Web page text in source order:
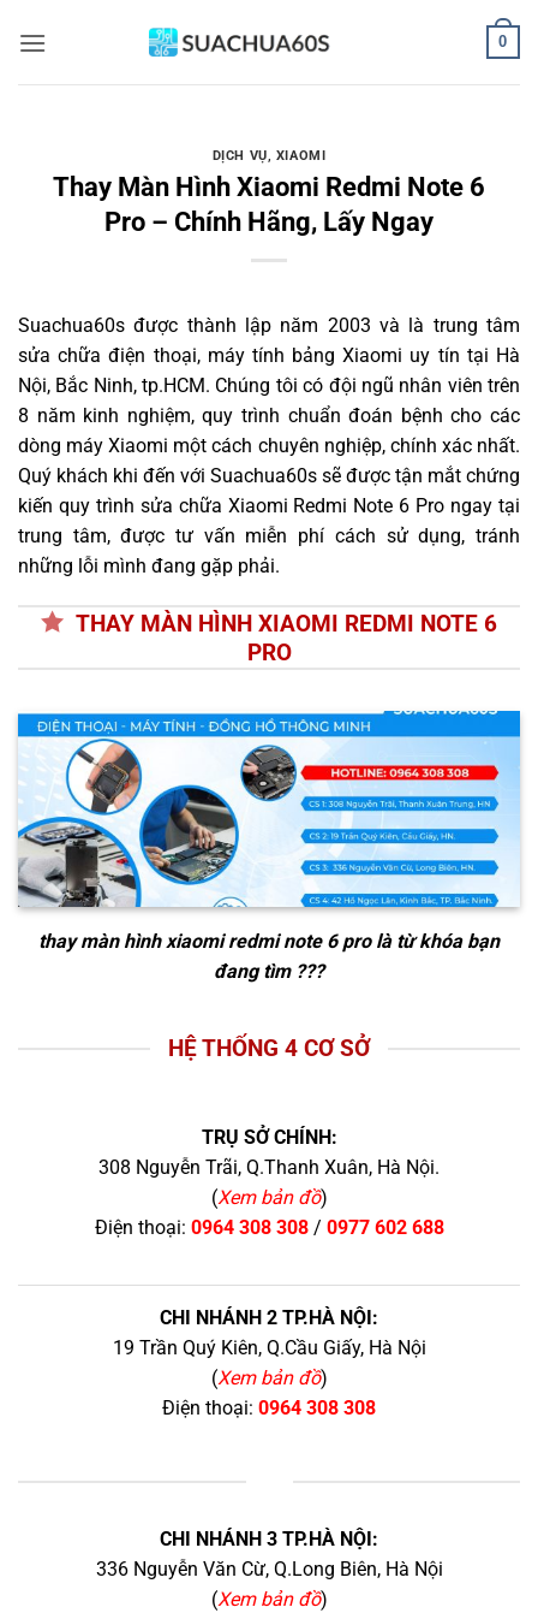
qua
0
DỊCH VỤ, XIAOMI
Thay Màn Hình Xiaomi Redmi Note 6
Pro – Chính Hãng, Lấy Ngay
Suachua60s được thành lập năm 2003 và là trung tâm
sửa chữa điện thoại, máy tính bảng Xiaomi uy tín tại Hà
Nội, Bắc Ninh, tp.HCM. Chúng tôi có đội ngũ nhân viên trên
8 năm kinh nghiệm, quy trình chuẩn đoán bệnh cho các
dòng máy Xiaomi một cách chuyên nghiệp, chính xác nhất.
Quý khách khi đến với Suachua60s sẽ được tận mắt chứng
kiến quy trình sửa chữa Xiaomi Redmi Note 6 Pro ngay tại
trung tâm, được tư vấn miễn phí cách sử dụng, tránh
những lỗi mình đang gặp phải.
THAY MÀN HÌNH XIAOMI REDMI NOTE 6
PRO
thay màn hình xiaomi redmi note 6 prolà từ khóa bạn
đang tìm ???
HỆ THỐNG 4 CƠ SỞ
TRỤ SỞ CHÍNH:
308 Nguyễn Trãi, Q.Thanh Xuân, Hà Nội.
(Xem bản đồ)
Điện thoại: 0964 308 308/ 0977 602 688
CHI NHÁNH 2 TP.HÀ NỘI:
19 Trần Quý Kiên, Q.Cầu Giấy, Hà Nội
(Xem bản đồ)
Điện thoại: 0964 308 308
CHI NHÁNH 3 TP.HÀ NỘI:
336 Nguyễn Văn Cừ, Q.Long Biên, Hà Nội
(Xem bản đồ)